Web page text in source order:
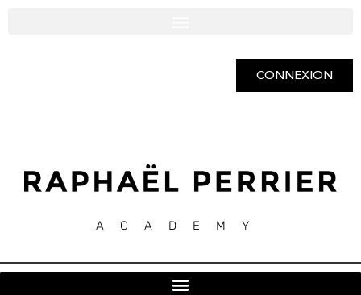
CONNEXION
ACADEMY